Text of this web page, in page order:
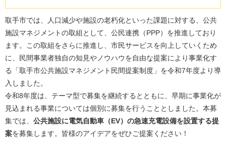
取手市では、人口減少や施設の老朽化といった課題に対する、公共
施設マネジメントの取組として、公民連携（PPP）を推進しており
ます。この取組をさらに推進し、市民サービスを向上していくため
に、民間事業者独自の知見やノウハウを自由な提案により事業化す
る「取手市公共施設マネジメント民間提案制度」を令和7年度より導
入しました。
令和8年度は、テーマ型で募集を継続するとともに、早期に事業化が
見込まれる事業については個別に募集を行うこととしました。本募
集では、 公共施設に電気自動車（EV）の急速充電設備を設置する提
案を募集します。皆様のアイデアをぜひご提案ください！